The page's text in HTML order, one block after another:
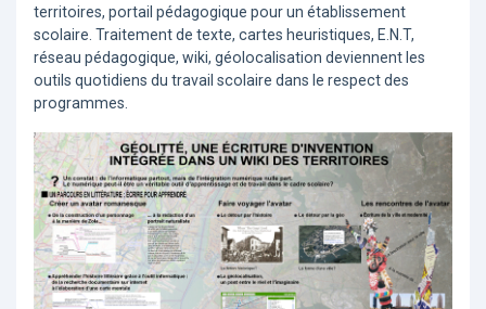
territoires, portail pédagogique pour un établissement
scolaire. Traitement de texte, cartes heuristiques, E.N.T,
réseau pédagogique, wiki, géolocalisation deviennent les
outils quotidiens du travail scolaire dans le respect des
programmes.